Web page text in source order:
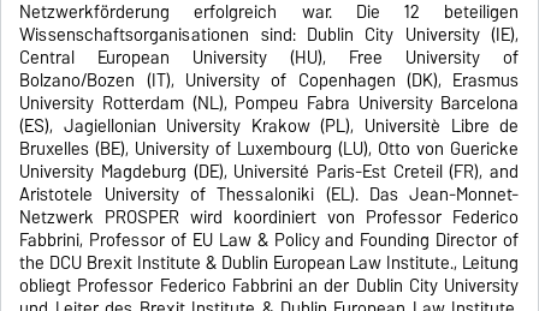
Netzwerkförderung erfolgreich war. Die 12 beteiligen
Wissenschaftsorganisationen sind: Dublin City University (IE),
Central European University (HU), Free University of
Bolzano/Bozen (IT), University of Copenhagen (DK), Erasmus
University Rotterdam (NL), Pompeu Fabra University Barcelona
(ES), Jagiellonian University Krakow (PL), Universitè Libre de
Bruxelles (BE), University of Luxembourg (LU), Otto von Guericke
University Magdeburg (DE), Université Paris-Est Creteil (FR), and
Aristotele University of Thessaloniki (EL). Das Jean-Monnet-
Netzwerk PROSPER wird koordiniert von Professor Federico
Fabbrini, Professor of EU Law & Policy and Founding Director of
the DCU Brexit Institute & Dublin European Law Institute., Leitung
obliegt Professor Federico Fabbrini an der Dublin City University